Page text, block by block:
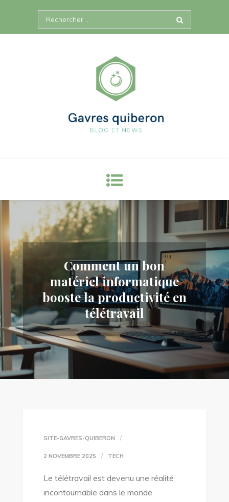
content
Search
for:
Comment un bon
matériel informatique
booste la productivité en
télétravail
SITE-GAVRES-QUIBERON
2 NOVEMBRE 2025 TECH
Le télétravail est devenu une réalité
incontournable dans le monde